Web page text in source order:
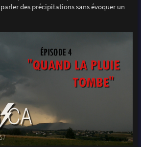
des précipitations sans évoquer un